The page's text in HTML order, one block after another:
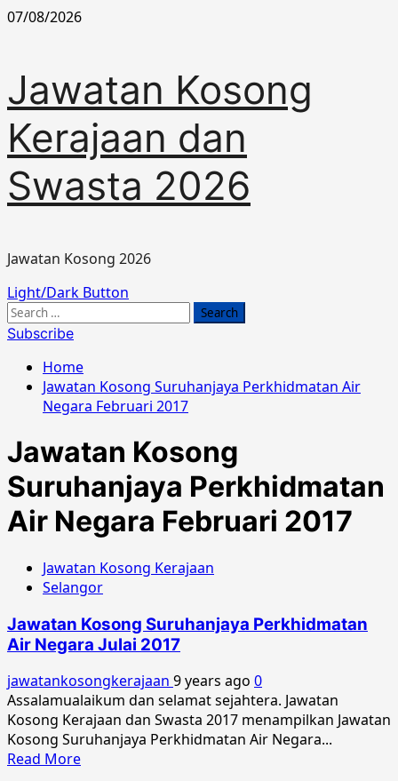
Skip
07/08/2026
Jawatan Kosong
Kerajaan dan
Swasta 2026
Jawatan Kosong 2026
Primary
Menu
Light/Dark Button
Search
for:
Subscribe
Home
Jawatan Kosong Suruhanjaya Perkhidmatan Air
Negara Februari 2017
Jawatan Kosong
Suruhanjaya Perkhidmatan
Air Negara Februari 2017
Jawatan Kosong Kerajaan
Selangor
Jawatan Kosong Suruhanjaya Perkhidmatan
Air Negara Julai 2017
jawatankosongkerajaan 9 years ago 0
Assalamualaikum dan selamat sejahtera. Jawatan
Kosong Kerajaan dan Swasta 2017 menampilkan Jawatan
Kosong Suruhanjaya Perkhidmatan Air Negara...
Read MoreRead